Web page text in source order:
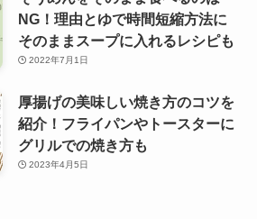
NG！理由とゆで時間短縮方法に
そのままスープに入れるレシピも
2022年7月1日
厚揚げの美味しい焼き方のコツを
紹介！フライパンやトースターに
グリルでの焼き方も
2023年4月5日